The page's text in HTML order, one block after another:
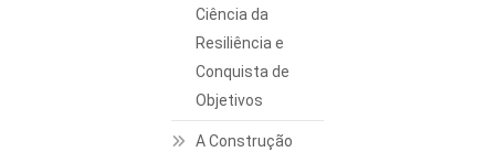
Ciência da
Resiliência e
Conquista de
Objetivos
A Construção